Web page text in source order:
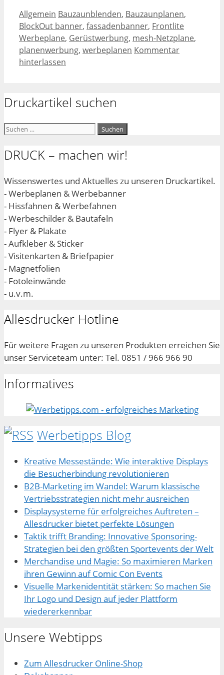
Kategorien
Allgemein Schlagwörter
Bauzaunblenden, Bauzaunplanen,
BlockOut banner, fassadenbanner, Frontlite
Werbeplane, Gerüstwerbung, mesh-Netzplane,
planenwerbung, werbeplanen Kommentar
hinterlassen
Druckartikel suchen
Suchen
DRUCK – machen wir!
Wissenswertes und Aktuelles zu unseren Druckartikel.
- Werbeplanen & Werbebanner
- Hissfahnen & Werbefahnen
- Werbeschilder & Bautafeln
- Flyer & Plakate
- Aufkleber & Sticker
- Visitenkarten & Briefpapier
- Magnetfolien
- Fotoleinwände
- u.v.m.
Allesdrucker Hotline
Für weitere Fragen zu unseren Produkten erreichen Sie
unser Serviceteam unter: Tel. 0851 / 966 966 90
Informatives
Werbetipps Blog
Kreative Messestände: Wie interaktive Displays
die Besucherbindung revolutionieren
B2B-Marketing im Wandel: Warum klassische
Vertriebsstrategien nicht mehr ausreichen
Displaysysteme für erfolgreiches Auftreten –
Allesdrucker bietet perfekte Lösungen
Taktik trifft Branding: Innovative Sponsoring-
Strategien bei den größten Sportevents der Welt
Merchandise und Magie: So maximieren Marken
ihren Gewinn auf Comic Con Events
Visuelle Markenidentität stärken: So machen Sie
Ihr Logo und Design auf jeder Plattform
wiedererkennbar
Unsere Webtipps
Zum Allesdrucker Online-Shop